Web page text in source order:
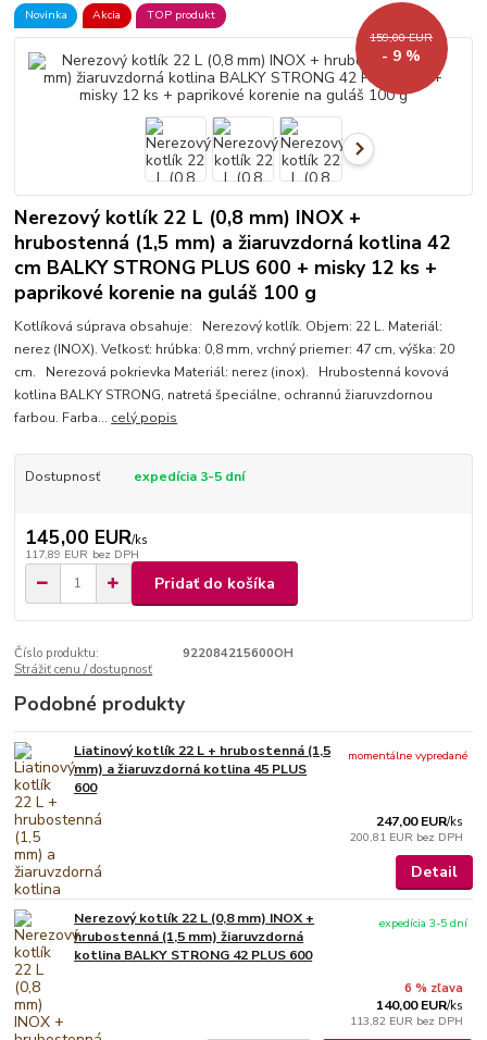
Novinka Akcia
TOP produkt
159,00 EUR
- 9 %
Nerezový kotlík 22 L (0,8 mm) INOX +
hrubostenná (1,5 mm) a žiaruvzdorná kotlina 42
cm BALKY STRONG PLUS 600 + misky 12 ks +
paprikové korenie na guláš 100 g
Kotlíková súprava obsahuje: Nerezový kotlík. Objem: 22 L. Materiál:
nerez (INOX). Veľkosť: hrúbka: 0,8 mm, vrchný priemer: 47 cm, výška: 20
cm. Nerezová pokrievka Materiál: nerez (inox). Hrubostenná kovová
kotlina BALKY STRONG, natretá špeciálne, ochrannú žiaruvzdornou
farbou. Farba... celý popis
Dostupnosť expedícia 3-5 dní
145,00 EUR/ks
117,89 EUR bez DPH
Pridať do košíka
Číslo produktu:
922084215600OH
Strážiť cenu / dostupnosť
Podobné produkty
Liatinový kotlík 22 L + hrubostenná (1,5
mm) a žiaruvzdorná kotlina 45 PLUS
600
247,00 EUR/ks
200,81 EUR bez DPH
momentálne vypredané
Detail
Nerezový kotlík 22 L (0,8 mm) INOX +
hrubostenná (1,5 mm) žiaruvzdorná
kotlina BALKY STRONG 42 PLUS 600
6 % zľava
140,00 EUR/ks
113,82 EUR bez DPH
expedícia 3-5 dní